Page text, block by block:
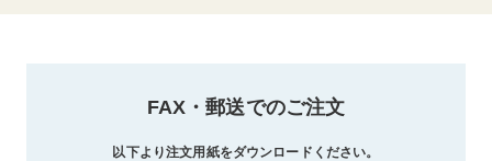
FAX・郵送でのご注文
以下より注文用紙をダウンロードください。